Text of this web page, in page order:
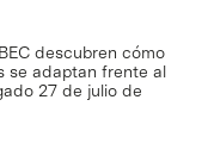
descubren cómo
se adaptan frente al
27 de julio de